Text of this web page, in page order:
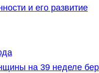
и его развитие
на 39 неделе